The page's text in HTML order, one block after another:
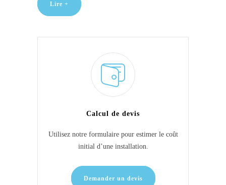
Lire +
Calcul de devis
Utilisez notre formulaire pour estimer le coût
initial d’une installation.
Demander un devis